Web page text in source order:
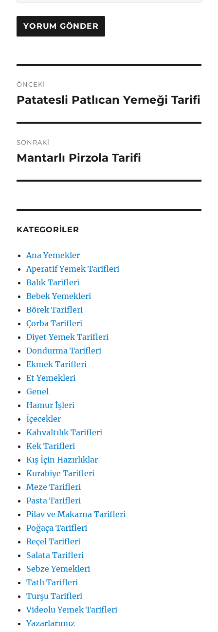
gezinmesi
ÖNCEKI
Önceki
Patatesli Patlıcan Yemeği Tarifi
SONRAKI
Sonraki
Mantarlı Pirzola Tarifi
KATEGORILER
Ana Yemekler
Aperatif Yemek Tarifleri
Balık Tarifleri
Bebek Yemekleri
Börek Tarifleri
Çorba Tarifleri
Diyet Yemek Tarifleri
Dondurma Tarifleri
Ekmek Tarifleri
Et Yemekleri
Genel
Hamur İşleri
İçecekler
Kahvaltılık Tarifleri
Kek Tarifleri
Kış İçin Hazırlıklar
Kurabiye Tarifleri
Meze Tarifleri
Pasta Tarifleri
Pilav ve Makarna Tarifleri
Poğaça Tarifleri
Reçel Tarifleri
Salata Tarifleri
Sebze Yemekleri
Tatlı Tarifleri
Turşu Tarifleri
Videolu Yemek Tarifleri
Yazarlarımız